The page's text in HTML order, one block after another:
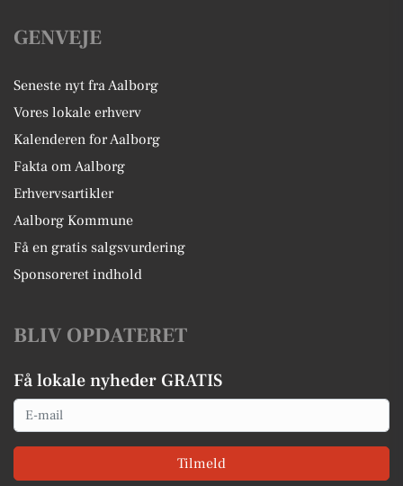
GENVEJE
Seneste nyt fra Aalborg
Vores lokale erhverv
Kalenderen for Aalborg
Fakta om Aalborg
Erhvervsartikler
Aalborg Kommune
Få en gratis salgsvurdering
Sponsoreret indhold
BLIV OPDATERET
Få lokale nyheder GRATIS
Email
Tilmeld